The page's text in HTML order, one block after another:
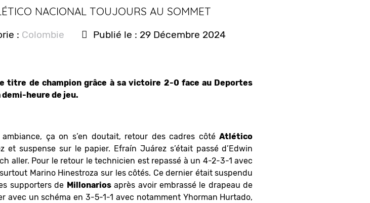
NACIONAL TOUJOURS AU SOMMET
: Colombie Publié le : 29 Décembre 2024
titre de champion grâce à sa victoire 2-0 face au Deportes
heure de jeu.
ça on s’en doutait, retour des cadres côtéAtlético
suspense sur le papier. Efraín Juárez s’était passé d’Edwin
aller. Pour le retour le technicien est repassé à un 4-2-3-1 avec
Marino Hinestroza sur les côtés. Ce dernier était suspendu
supporters de Millonariosaprès avoir embrassé le drapeau de
avec un schéma en 3-5-1-1 avec notamment Yhorman Hurtado,